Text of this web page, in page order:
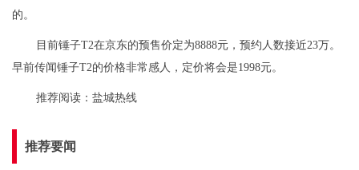
的。
目前锤子T2在京东的预售价定为8888元，预约人数接近23万。
早前传闻锤子T2的价格非常感人，定价将会是1998元。
推荐阅读： 盐城热线
推荐要闻